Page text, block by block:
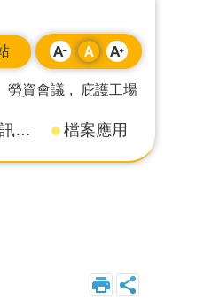
勞資會議 庇護工場
開 檔案應用